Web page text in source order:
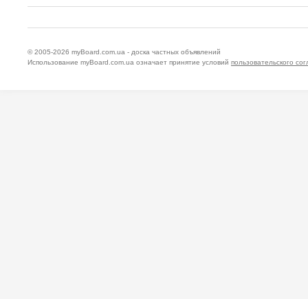
© 2005-2026 myBoard.com.ua - доска частных объявлений
Использование myBoard.com.ua означает принятие условий пользовательского